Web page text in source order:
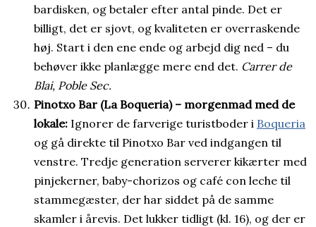
bardisken, og betaler efter antal pinde. Det er
billigt, det er sjovt, og kvaliteten er overraskende
høj. Start i den ene ende og arbejd dig ned – du
behøver ikke planlægge mere end det. Carrer de
Blai, Poble Sec.
Pinotxo Bar (La Boqueria) – morgenmad med de
lokale: Ignorer de farverige turistboder i Boqueria
og gå direkte til Pinotxo Bar ved indgangen til
venstre. Tredje generation serverer kikærter med
pinjekerner, baby-chorizos og café con leche til
stammegæster, der har siddet på de samme
skamler i årevis. Det lukker tidligt (kl. 16), og der er